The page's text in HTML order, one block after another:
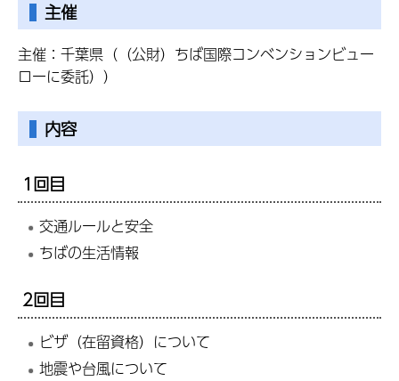
主催
主催：千葉県（（公財）ちば国際コンベンションビュー
ローに委託））
内容
1回目
交通ルールと安全
ちばの生活情報
2回目
ビザ（在留資格）について
地震や台風について